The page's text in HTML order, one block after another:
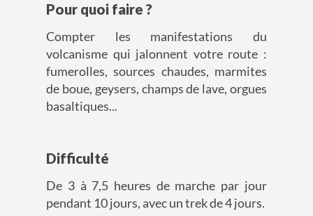
Pour quoi faire ?
Compter les manifestations du
volcanisme qui jalonnent votre route :
fumerolles, sources chaudes, marmites
de boue, geysers, champs de lave, orgues
basaltiques...
Difficulté
De 3 à 7,5 heures de marche par jour
pendant 10 jours, avec un trek de 4 jours.